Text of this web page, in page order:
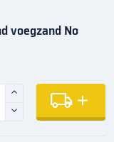
voegzand No